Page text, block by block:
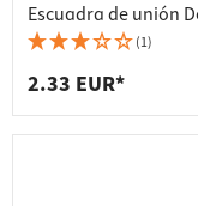
Escuadra de unión
(1)
2.33 EUR*